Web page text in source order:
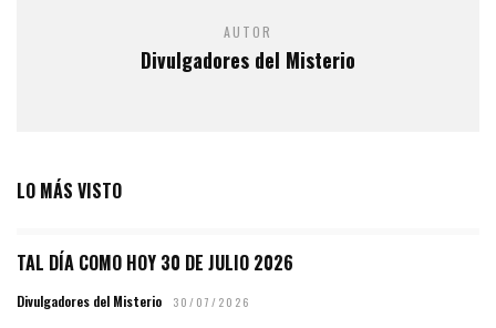
AUTOR
Divulgadores del Misterio
LO MÁS VISTO
TAL DÍA COMO HOY 30 DE JULIO 2026
Divulgadores del Misterio 30/07/2026